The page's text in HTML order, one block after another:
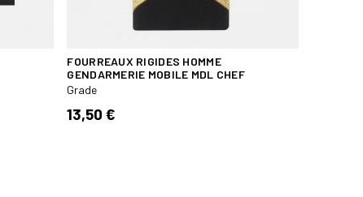
FOURREAUX RIGIDES HOMME
GENDARMERIE MOBILE MDL CHEF
Grade
13,50 €